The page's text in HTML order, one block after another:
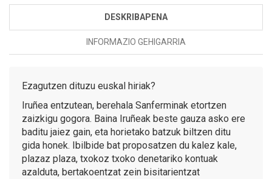
DESKRIBAPENA
INFORMAZIO GEHIGARRIA
Ezagutzen dituzu euskal hiriak?
Iruñea entzutean, berehala Sanferminak etortzen
zaizkigu gogora. Baina Iruñeak beste gauza asko ere
baditu jaiez gain, eta horietako batzuk biltzen ditu
gida honek. Ibilbide bat proposatzen du kalez kale,
plazaz plaza, txokoz txoko denetariko kontuak
azalduta, bertakoentzat zein bisitarientzat